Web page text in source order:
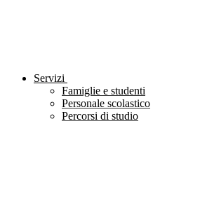
Servizi
Famiglie e studenti
Personale scolastico
Percorsi di studio